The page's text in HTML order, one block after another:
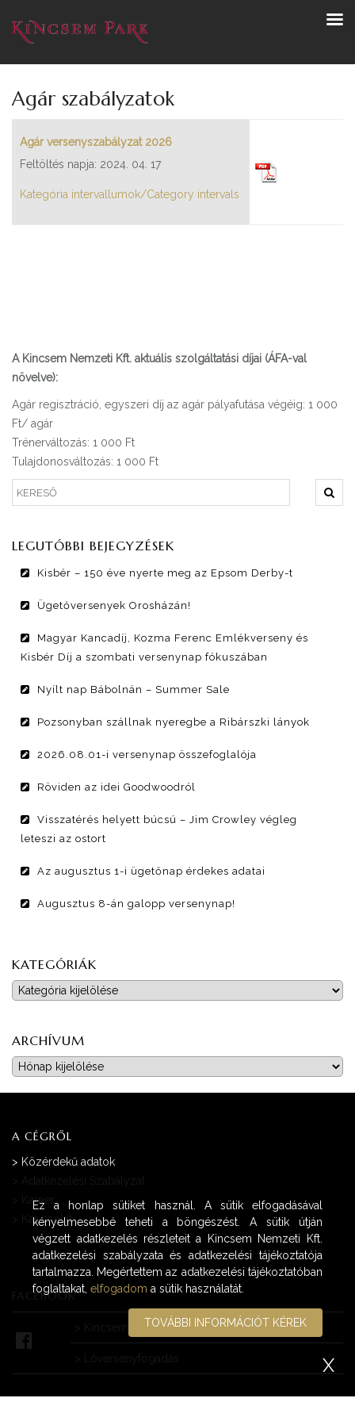
Agár szabályzatok
Agár versenyszabályzat 2026
Feltöltés napja: 2024. 04. 17
Kategória intervallumok/Category intervals
A Kincsem Nemzeti Kft. aktuális szolgáltatási díjai (ÁFA-val
növelve):
Agár regisztráció, egyszeri díj az agár pályafutása végéig: 1 000
Ft/ agár
Trénerváltozás: 1 000 Ft
Tulajdonosváltozás: 1 000 Ft
LEGUTÓBBI BEJEGYZÉSEK
Kisbér – 150 éve nyerte meg az Epsom Derby-t
Ügetőversenyek Orosházán!
Magyar Kancadíj, Kozma Ferenc Emlékverseny és
Kisbér Díj a szombati versenynap fókuszában
Nyílt nap Bábolnán – Summer Sale
Pozsonyban szállnak nyeregbe a Ribárszki lányok
2026.08.01-i versenynap összefoglalója
Röviden az idei Goodwoodról
Visszatérés helyett búcsú – Jim Crowley végleg
leteszi az ostort
Az augusztus 1-i ügetőnap érdekes adatai
Augusztus 8-án galopp versenynap!
KATEGÓRIÁK
Kategóriák
ARCHÍVUM
Archívum
A CÉGRŐL
> Közérdekű adatok
Karrier
Kapcsolat
FACEBOOK
Kincsem Park
Ez a honlap sütiket használ. A sütik elfogadásával
kényelmesebbé teheti a böngészést. A sütik útján
végzett adatkezelés részleteit a Kincsem Nemzeti Kft.
adatkezelési szabályzata és adatkezelési tájékoztatója
tartalmazza. Megértettem az adatkezelési tájékoztatóban
foglaltakat,elfogadom a sütik használatát.
TOVÁBBI INFORMÁCIÓT KÉREK
X